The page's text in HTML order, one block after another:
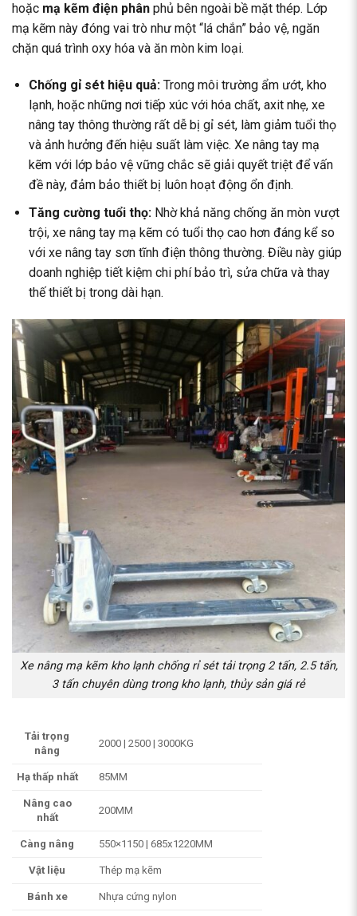
hoặc mạ kẽm điện phân phủ bên ngoài bề mặt thép. Lớp
mạ kẽm này đóng vai trò như một “lá chắn” bảo vệ, ngăn
chặn quá trình oxy hóa và ăn mòn kim loại.
Chống gỉ sét hiệu quả:Trong môi trường ẩm ướt, kho
lạnh, hoặc những nơi tiếp xúc với hóa chất, axit nhẹ, xe
nâng tay thông thường rất dễ bị gỉ sét, làm giảm tuổi thọ
và ảnh hưởng đến hiệu suất làm việc. Xe nâng tay mạ
kẽm với lớp bảo vệ vững chắc sẽ giải quyết triệt để vấn
đề này, đảm bảo thiết bị luôn hoạt động ổn định.
Tăng cường tuổi thọ:Nhờ khả năng chống ăn mòn vượt
trội, xe nâng tay mạ kẽm có tuổi thọ cao hơn đáng kể so
với xe nâng tay sơn tĩnh điện thông thường. Điều này giúp
doanh nghiệp tiết kiệm chi phí bảo trì, sửa chữa và thay
thế thiết bị trong dài hạn.
Xe nâng mạ kẽm kho lạnh chống rỉ sét tải trọng 2 tấn, 2.5 tấn,
3 tấn chuyên dùng trong kho lạnh, thủy sản giá rẻ
Tải trọng
nâng
2000 | 2500 | 3000KG
Hạ thấp nhất 85MM
Nâng cao
nhất
200MM
Càng nâng 550×1150 | 685x1220MM
Vật liệu Thép mạ kẽm
Bánh xe Nhựa cứng nylon